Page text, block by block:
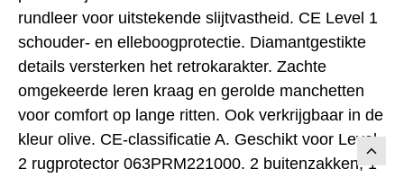
rundleer voor uitstekende slijtvastheid. CE Level 1
schouder- en elleboogprotectie. Diamantgestikte
details versterken het retrokarakter. Zachte
omgekeerde leren kraag en gerolde manchetten
voor comfort op lange ritten. Ook verkrijgbaar in de
kleur olive. CE-classificatie A. Geschikt voor Level
2 rugprotector 063PRM221000. 2 buitenzakken, 1